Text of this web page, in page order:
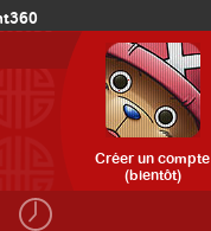
Créer un compte
(bientôt)